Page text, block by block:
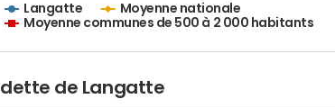
Langatte
Moyenne nationale
Moyenne communes de 500 à 2 000 habitants
de Langatte